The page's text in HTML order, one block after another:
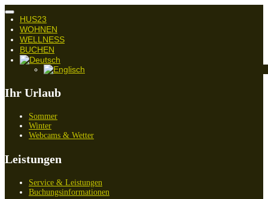
Navigation
umschalten
HUS23
WOHNEN
WELLNESS
BUCHEN
Ihr Urlaub
Sommer
Winter
Webcams & Wetter
Leistungen
Service & Leistungen
Buchungsinformationen